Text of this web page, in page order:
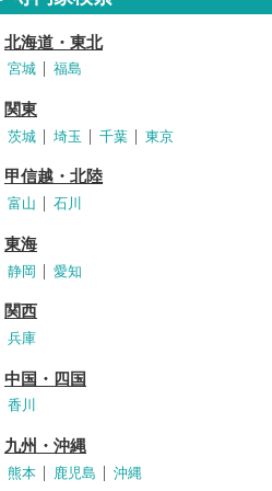
北海道・東北
宮城 福島
関東
茨城 埼玉 千葉 東京
甲信越・北陸
富山 石川
東海
静岡 愛知
関西
兵庫
中国・四国
香川
九州・沖縄
熊本 鹿児島 沖縄